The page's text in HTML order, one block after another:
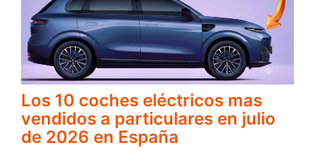
Los 10 coches eléctricos mas
vendidos a particulares en julio
de 2026 en España